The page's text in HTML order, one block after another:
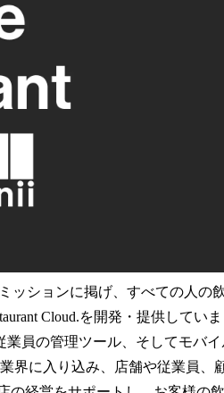
ッションに掲げ、すべての人の
Cloud.を開発・提供していま
業員の管理ツール、そしてモバイ
界に入り込み、店舗や従業員、